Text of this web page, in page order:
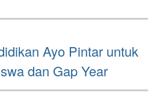
Ayo Pintar untuk
dan Gap Year